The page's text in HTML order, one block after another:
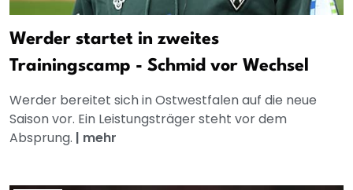
Werder startet in zweites
Trainingscamp - Schmid vor Wechsel
Werder bereitet sich in Ostwestfalen auf die neue
Saison vor. Ein Leistungsträger steht vor dem
Absprung. | mehr